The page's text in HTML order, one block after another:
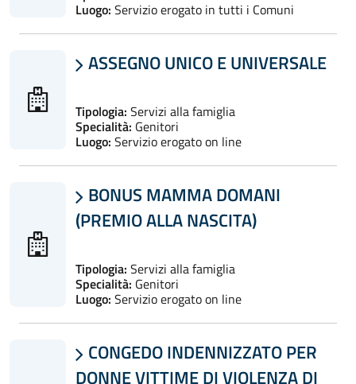
Luogo: Servizio erogato in tutti i Comuni
 ASSEGNO UNICO E UNIVERSALE
Tipologia: Servizi alla famiglia
Specialità: Genitori
Luogo: Servizio erogato on line
 BONUS MAMMA DOMANI
(PREMIO ALLA NASCITA)
Tipologia: Servizi alla famiglia
Specialità: Genitori
Luogo: Servizio erogato on line
 CONGEDO INDENNIZZATO PER
DONNE VITTIME DI VIOLENZA DI